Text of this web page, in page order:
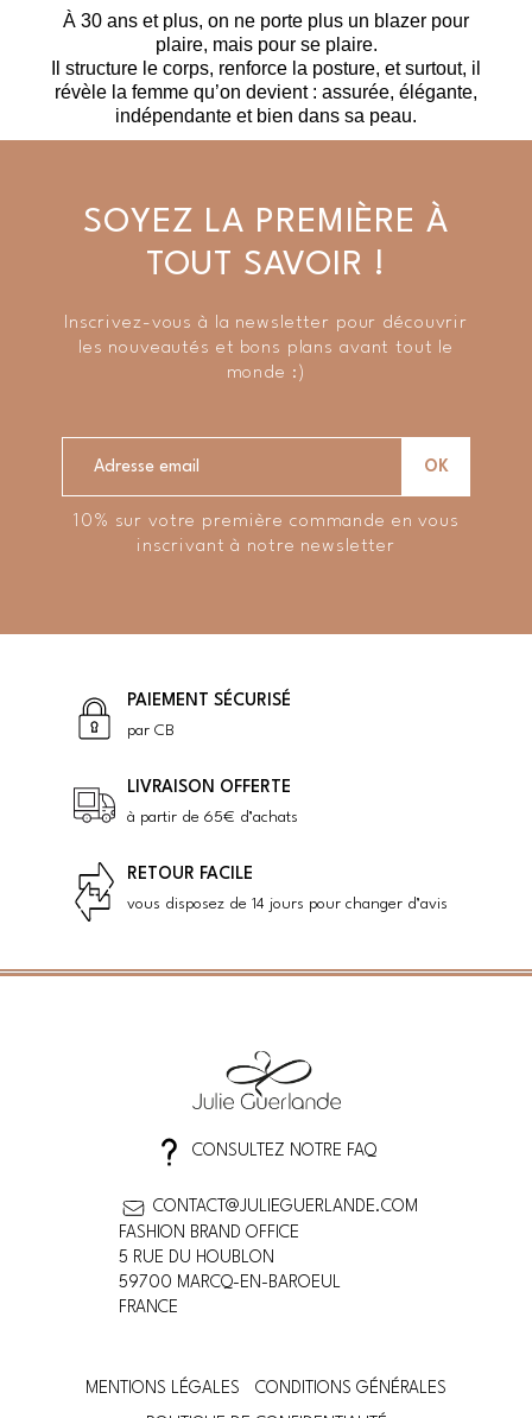
À 30 ans et plus, on ne porte plus un blazer pour
plaire, mais pour se plaire.
Il structure le corps, renforce la posture, et surtout, il
révèle la femme qu’on devient : assurée, élégante,
indépendante et bien dans sa peau.
SOYEZ LA PREMIÈRE À
TOUT SAVOIR !
Inscrivez-vous à la newsletter pour découvrir
les nouveautés et bons plans avant tout le
monde :)
10% sur votre première commande en vous
inscrivant à notre newsletter
PAIEMENT SÉCURISÉ
par CB
LIVRAISON OFFERTE
à partir de 65€ d’achats
RETOUR FACILE
vous disposez de 14 jours pour changer d’avis
MENTIONS LÉGALES CONDITIONS GÉNÉRALES
CONSULTEZ NOTRE FAQ
CONTACT@JULIEGUERLANDE.COM
FASHION BRAND OFFICE
5 RUE DU HOUBLON
59700 MARCQ-EN-BAROEUL
FRANCE